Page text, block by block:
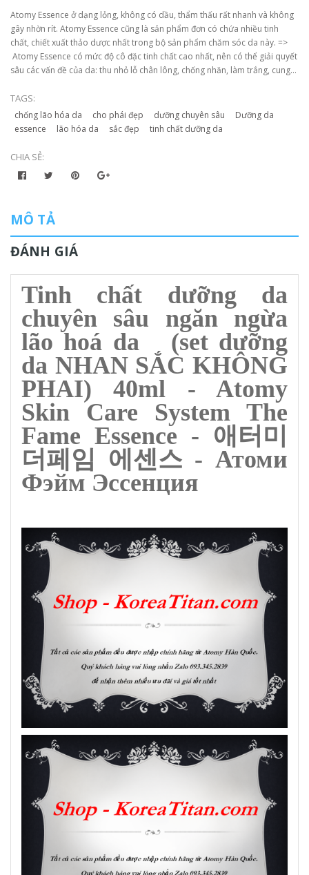
Atomy Essence ở dạng lỏng, không có dầu, thẩm thấu rất nhanh và không
gây nhờn rít. Atomy Essence cũng là sản phẩm đơn có chứa nhiều tinh
chất, chiết xuất thảo dược nhất trong bộ sản phẩm chăm sóc da này. =>
Atomy Essence có mức độ cô đặc tinh chất cao nhất, nên có thể giải quyết
sâu các vấn đề của da: thu nhỏ lỗ chân lông, chống nhăn, làm trắng, cung
TAGS:
chống lão hóa da cho phái đẹp dưỡng chuyên sâu
Dưỡng da
essence
lão hóa da sắc đẹp tinh chất dưỡng da
CHIA SẺ:
MÔ TẢ
ĐÁNH GIÁ
Tinh chất dưỡng da
chuyên sâu ngăn ngừa
lão hoá da (set dưỡng
da NHAN SẮC KHÔNG
PHAI) 40ml - Atomy
Skin Care System The
Fame Essence - 애터미
더페임 에센스 - Атоми
Фэйм Эссенция